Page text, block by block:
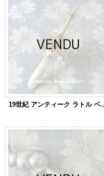
19世紀 アンティーク ラト